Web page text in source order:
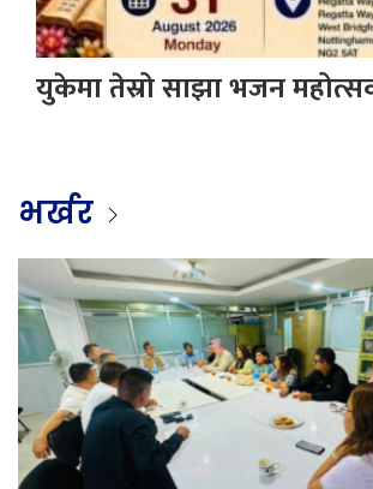
युकेमा तेस्रो साझा भजन
भर्खर